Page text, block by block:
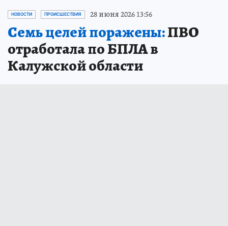
НОВОСТИ ПРОИСШЕСТВИЯ 28 июня 2026 13:56
Семь целей поражены:ПВО
отработала по БПЛА в
Калужской области